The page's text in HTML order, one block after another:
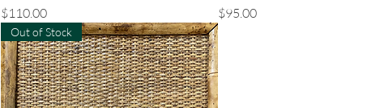
価格
$110.00
価格
$95.00
Out of Stock